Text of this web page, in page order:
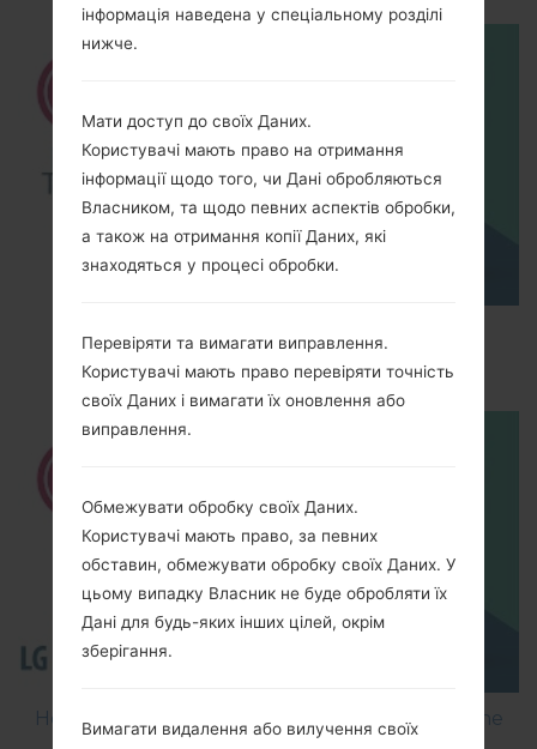
How to Factory Reset through menu on LG
Optimus Vu 2 F200S?
How to Flash Stock Firmware on LG Smartphone
інформація наведена у спеціальному розділі
нижче.
Мати доступ до своїх Даних.
Користувачі мають право на отримання
інформації щодо того, чи Дані обробляються
Власником, та щодо певних аспектів обробки,
а також на отримання копії Даних, які
знаходяться у процесі обробки.
Перевіряти та вимагати виправлення.
Користувачі мають право перевіряти точність
своїх Даних і вимагати їх оновлення або
виправлення.
Обмежувати обробку своїх Даних.
Користувачі мають право, за певних
обставин, обмежувати обробку своїх Даних. У
цьому випадку Власник не буде обробляти їх
Дані для будь-яких інших цілей, окрім
зберігання.
Вимагати видалення або вилучення своїх